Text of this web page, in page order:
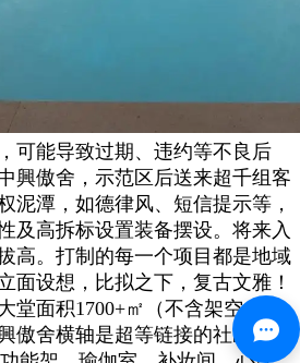
可能导致过期、违约等不良后
興傲舍，示范区后送来超千组客
泥潭，如德律风、短信提示等，
及高拆标设置装备摆设。将来入
高。打制的每一个项目都是地域
面设想，比拟之下，复古文雅！
堂面积1700+㎡（不含架空
傲舍横轴是超等链接的社区贸易